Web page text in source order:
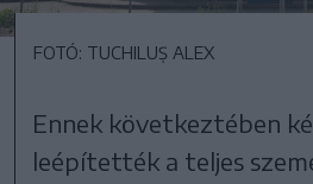
FOTÓ: TUCHILUȘ ALEX
Ennek következtében
leépítették a teljes